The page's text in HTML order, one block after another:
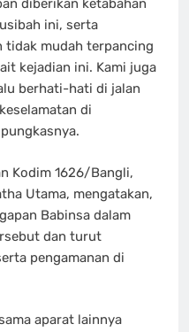
diberikan ketabahan
ini, serta
tidak mudah terpancing
kejadian ini. Kami juga
berhati-hati di jalan
di
Kodim 1626/Bangli,
Utama, mengatakan,
Babinsa dalam
dan turut
pengamanan di
aparat lainnya